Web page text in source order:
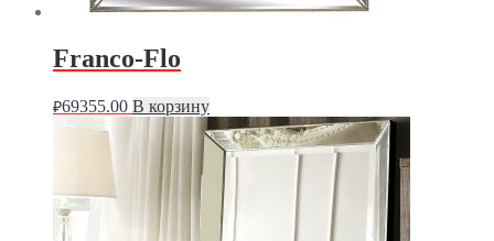
Franco-Flo
₽69355.00 В корзину